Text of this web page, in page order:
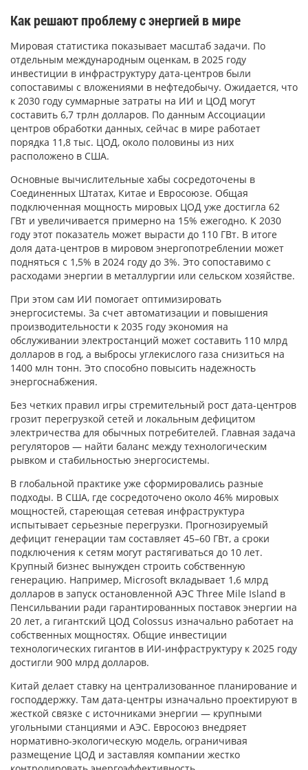
Как решают проблему с энергией в мире
Мировая статистика показывает масштаб задачи. По
отдельным международным оценкам, в 2025 году
инвестиции в инфраструктуру дата-центров были
сопоставимы с вложениями в нефтедобычу. Ожидается, что
к 2030 году суммарные затраты на ИИ и ЦОД могут
составить 6,7 трлн долларов. По данным Ассоциации
центров обработки данных, сейчас в мире работает
порядка 11,8 тыс. ЦОД, около половины из них
расположено в США.
Основные вычислительные хабы сосредоточены в
Соединенных Штатах, Китае и Евросоюзе. Общая
подключенная мощность мировых ЦОД уже достигла 62
ГВт и увеличивается примерно на 15% ежегодно. К 2030
году этот показатель может вырасти до 110 ГВт. В итоге
доля дата-центров в мировом энергопотреблении может
подняться с 1,5% в 2024 году до 3%. Это сопоставимо с
расходами энергии в металлургии или сельском хозяйстве.
При этом сам ИИ помогает оптимизировать
энергосистемы. За счет автоматизации и повышения
производительности к 2035 году экономия на
обслуживании электростанций может составить 110 млрд
долларов в год, а выбросы углекислого газа снизиться на
1400 млн тонн. Это способно повысить надежность
энергоснабжения.
Без четких правил игры стремительный рост дата-центров
грозит перегрузкой сетей и локальным дефицитом
электричества для обычных потребителей. Главная задача
регуляторов — найти баланс между технологическим
рывком и стабильностью энергосистемы.
В глобальной практике уже сформировались разные
подходы. В США, где сосредоточено около 46% мировых
мощностей, стареющая сетевая инфраструктура
испытывает серьезные перегрузки. Прогнозируемый
дефицит генерации там составляет 45–60 ГВт, а сроки
подключения к сетям могут растягиваться до 10 лет.
Крупный бизнес вынужден строить собственную
генерацию. Например, Microsoft вкладывает 1,6 млрд
долларов в запуск остановленной АЭС Three Mile Island в
Пенсильвании ради гарантированных поставок энергии на
20 лет, а гигантский ЦОД Colossus изначально работает на
собственных мощностях. Общие инвестиции
технологических гигантов в ИИ-инфраструктуру к 2025 году
достигли 900 млрд долларов.
Китай делает ставку на централизованное планирование и
господдержку. Там дата-центры изначально проектируют в
жесткой связке с источниками энергии — крупными
угольными станциями и АЭС. Евросоюз внедряет
нормативно-экологическую модель, ограничивая
размещение ЦОД и заставляя компании жестко